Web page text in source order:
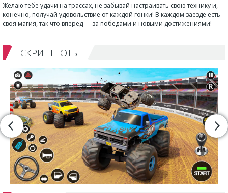
Желаю тебе удачи на трассах, не забывай настраивать свою технику и,
конечно, получай удовольствие от каждой гонки! В каждом заезде есть
своя магия, так что вперед — за победами и новыми достижениями!
СКРИНШОТЫ